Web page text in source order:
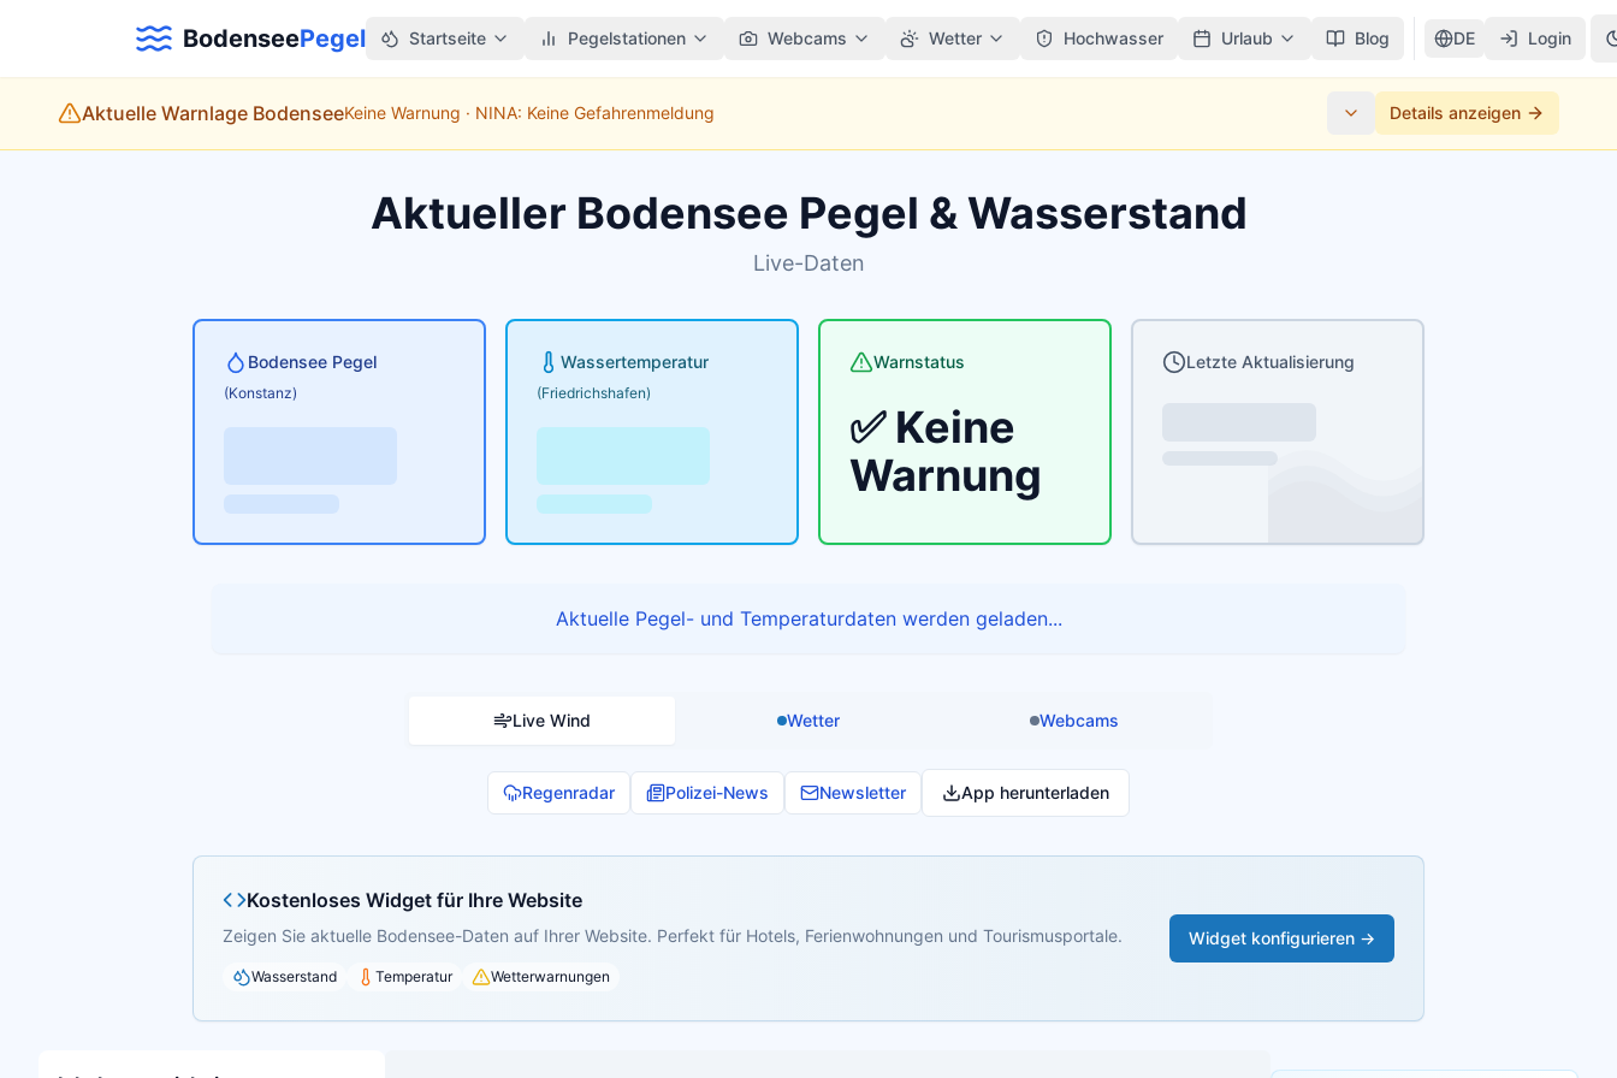
BodenseePegel Startseite Pegelstationen Webcams Wetter Hochwasser Urlaub Blog DE Login
Aktuelle Warnlage BodenseeKeine Warnung · NINA: Keine Gefahrenmeldung Details anzeigen
Aktueller Bodensee Pegel & Wasserstand
Live-Daten
Bodensee Pegel
(Konstanz)
Wassertemperatur
(Friedrichshafen)
Warnstatus
✅ Keine
Warnung
Letzte Aktualisierung
Aktuelle Pegel- und Temperaturdaten werden geladen...
Live Wind Wetter Webcams
Regenradar Polizei-News Newsletter App herunterladen
Kostenloses Widget für Ihre Website
Zeigen Sie aktuelle Bodensee-Daten auf Ihrer Website. Perfekt für Hotels, Ferienwohnungen und Tourismusportale.
Wasserstand Temperatur Wetterwarnungen
Widget konfigurieren →